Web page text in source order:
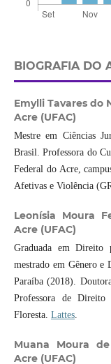
BIOGRAFIA DO
Emylli Tavares do
Acre (UFAC)
Mestre em Ciências
Brasil. Professora do
Federal do Acre,
Afetivas e Violência
Leonísia Moura
Acre (UFAC)
Graduada em Direito
mestrado em Gênero e
Paraíba (2018).
Professora de
Floresta. Lattes.
Muana Moura
Acre (UFAC)